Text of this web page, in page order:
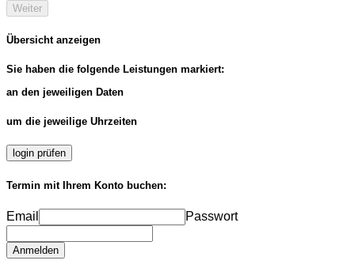
Weiter
Übersicht anzeigen
Sie haben die folgende Leistungen markiert:
an den jeweiligen Daten
um die jeweilige Uhrzeiten
login prüfen
Termin mit Ihrem Konto buchen:
Email Passwort
Anmelden